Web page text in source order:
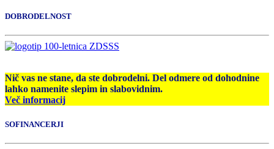
DOBRODELNOST
Nič vas ne stane, da ste dobrodelni. Del odmere od dohodnine
lahko namenite slepim in slabovidnim.
Več informacij
SOFINANCERJI